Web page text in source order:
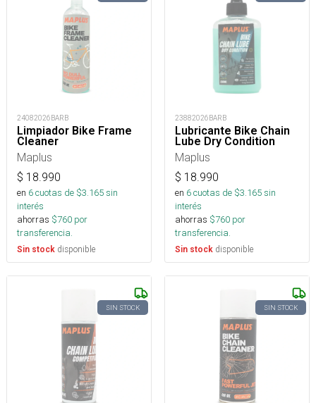
24082026BARB
Limpiador Bike Frame
Cleaner
Maplus
$ 18.990
en 6cuotas de $3.165sin
interés
ahorras $760 por
transferencia.
Sin stock disponible
23882026BARB
Lubricante Bike Chain
Lube Dry Condition
Maplus
$ 18.990
en 6cuotas de $3.165sin
interés
ahorras $760 por
transferencia.
Sin stock disponible
SIN STOCK SIN STOCK